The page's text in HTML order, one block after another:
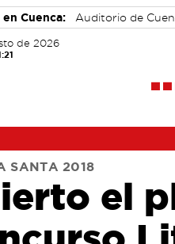
en Cuenca: Auditorio de
de 2026
SANTA 2018
el